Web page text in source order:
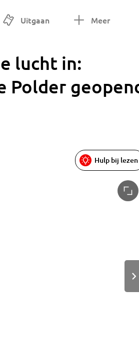
Uitgaan Meer
lucht in:
Polder
Hulp bij lezen